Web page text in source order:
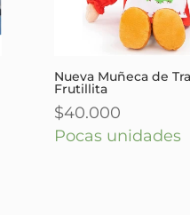
Nueva Muñeca de
Frutillita
$40.000
Pocas unidades